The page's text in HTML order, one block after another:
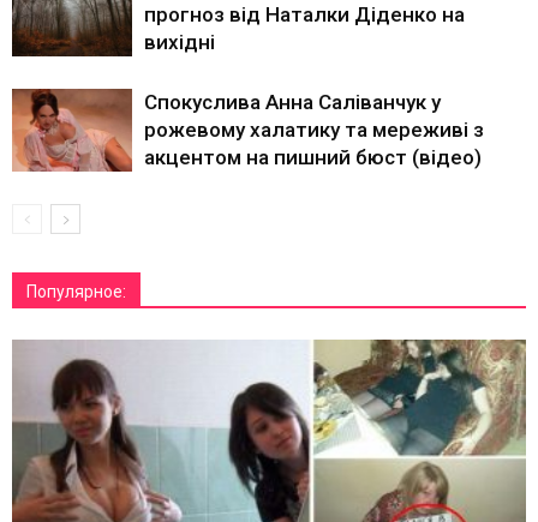
прогноз від Наталки Діденко на
вихідні
Спокуслива Анна Саліванчук у
рожевому халатику та мереживі з
акцентом на пишний бюст (відео)
Популярное: